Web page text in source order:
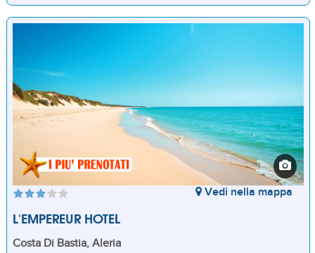
L'EMPEREUR HOTEL
Vedi nella mappa
Costa Di Bastia, Aleria